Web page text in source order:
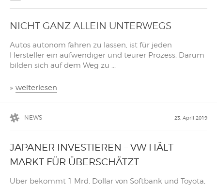
NICHT GANZ ALLEIN UNTERWEGS
Autos autonom fahren zu lassen, ist für jeden
Hersteller ein aufwendiger und teurer Prozess. Darum
bilden sich auf dem Weg zu ...
» weiterlesen
NEWS 23. April 2019
JAPANER INVESTIEREN – VW HÄLT
MARKT FÜR ÜBERSCHÄTZT
Uber bekommt 1 Mrd. Dollar von Softbank und Toyota,